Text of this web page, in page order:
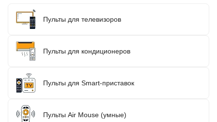
Пульты для телевизоров
Пульты для кондиционеров
Пульты для Smart-приставок
Пульты Air Mouse (умные)